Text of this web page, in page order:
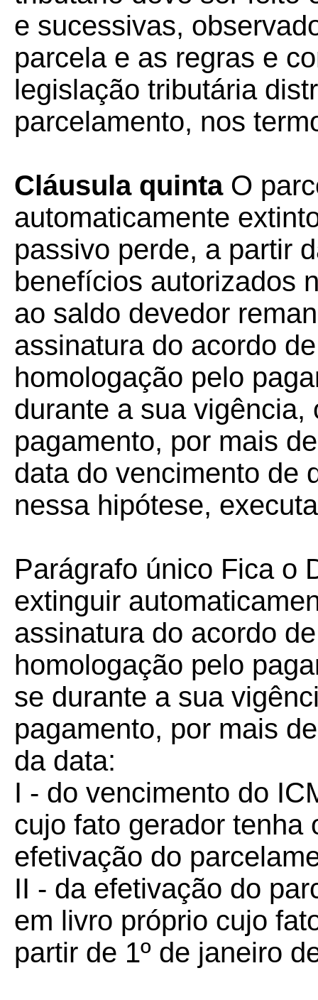
e sucessivas,
parcela e as regras e
legislação tributária
parcelamento, nos
Cláusula quintaO
automaticamente
passivo perde, a partir
benefícios autorizados
ao saldo devedor
assinatura do acordo
homologação pelo
durante a sua vigência,
pagamento, por mais
data do vencimento de
nessa hipótese,
Parágrafo único Fica o
extinguir
assinatura do acordo
homologação pelo
se durante a sua
pagamento, por mais
da data:
I - do vencimento do
cujo fato gerador tenha
efetivação do
II - da efetivação do
em livro próprio cujo
partir de 1º de janeiro